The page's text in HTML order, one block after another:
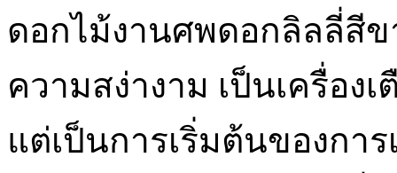
ดอกไม้งานศพดอกลิลลี่สี
ความสง่างาม เป็นเครื่อง
แต่เป็นการเริ่มต้นของกา